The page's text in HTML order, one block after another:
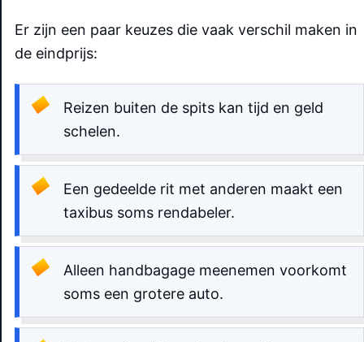
Er zijn een paar keuzes die vaak verschil maken in
de eindprijs:
Reizen buiten de spits kan tijd en geld
schelen.
Een gedeelde rit met anderen maakt een
taxibus soms rendabeler.
Alleen handbagage meenemen voorkomt
soms een grotere auto.